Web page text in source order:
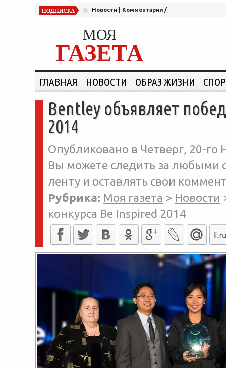
Новости Комментарии /
МОЯ
ГАЗЕТА
ГЛАВНАЯ НОВОСТИ ОБРАЗ ЖИЗНИ
Bentley объявляет
2014
Опубликовано в Четверг, 20-го
Вы можете следить за любыми
ленту и оставлять свои
Рубрика: Моя газета > Новости
конкурса Be Inspired 2014